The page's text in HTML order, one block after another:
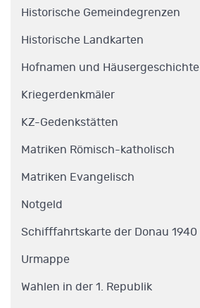
Historische Gemeindegrenzen
Historische Landkarten
Hofnamen und Häusergeschichte
Kriegerdenkmäler
KZ-Gedenkstätten
Matriken Römisch-katholisch
Matriken Evangelisch
Notgeld
Schifffahrtskarte der Donau 1940
Urmappe
Wahlen in der 1. Republik